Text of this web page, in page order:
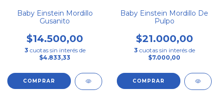
Baby Einstein Mordillo
Gusanito
$14.500,00
3 cuotas sin interés de
$4.833,33
Baby Einstein Mordillo De
Pulpo
$21.000,00
3 cuotas sin interés de
$7.000,00